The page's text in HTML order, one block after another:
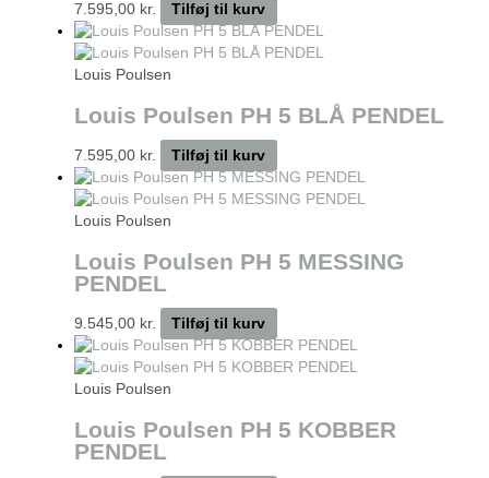
7.595,00 kr. Tilføj til kurv
Louis Poulsen
Louis Poulsen PH 5 BLÅ PENDEL
7.595,00 kr. Tilføj til kurv
Louis Poulsen
Louis Poulsen PH 5 MESSING
PENDEL
9.545,00 kr. Tilføj til kurv
Louis Poulsen
Louis Poulsen PH 5 KOBBER
PENDEL